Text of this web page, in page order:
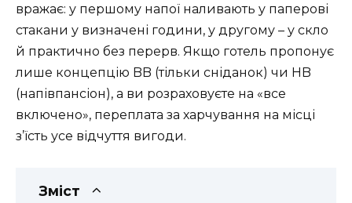
вражає: у першому напої наливають у паперові
стакани у визначені години, у другому – у скло
й практично без перерв. Якщо готель пропонує
лише концепцію BB (тільки сніданок) чи HB
(напівпансіон), а ви розраховуєте на «все
включено», переплата за харчування на місці
з’їсть усе відчуття вигоди.
Зміст